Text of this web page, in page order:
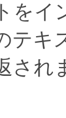
をイ
テキ
され